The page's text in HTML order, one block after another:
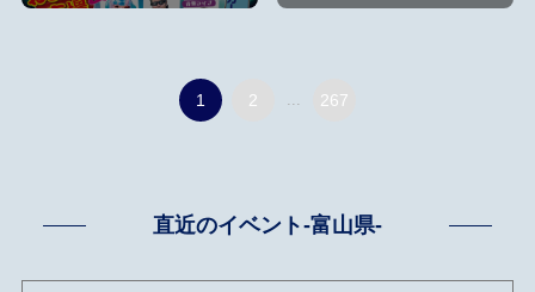
1 2 ... 267
直近のイベント-富山県-